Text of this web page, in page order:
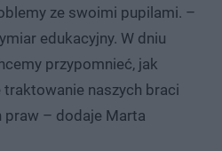
ze swoimi pupilami. –
edukacyjny. W dniu
przypomnieć, jak
naszych braci
praw – dodaje Marta